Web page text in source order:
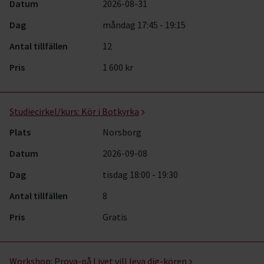
Datum
2026-08-31
Dag
måndag 17:45 - 19:15
Antal tillfällen
12
Pris
1 600 kr
Studiecirkel/kurs: Kör i Botkyrka
Plats
Norsborg
Datum
2026-09-08
Dag
tisdag 18:00 - 19:30
Antal tillfällen
8
Pris
Gratis
Workshop: Prova-på Livet vill leva dig-kören